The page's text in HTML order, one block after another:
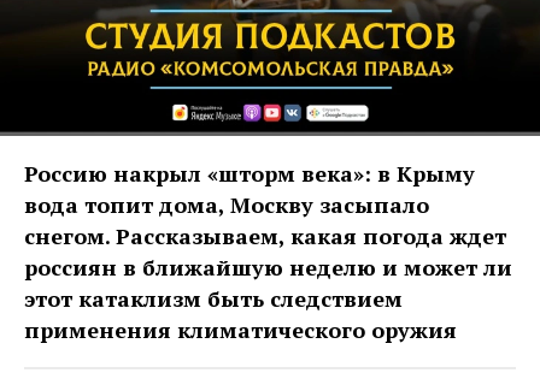
Россию накрыл «шторм века»: в Крыму
вода топит дома, Москву засыпало
снегом. Рассказываем, какая погода ждет
россиян в ближайшую неделю и может ли
этот катаклизм быть следствием
применения климатического оружия